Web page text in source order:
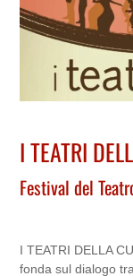
I TEATRI
Festival del
I TEATRI DELLA
fonda sul dialogo